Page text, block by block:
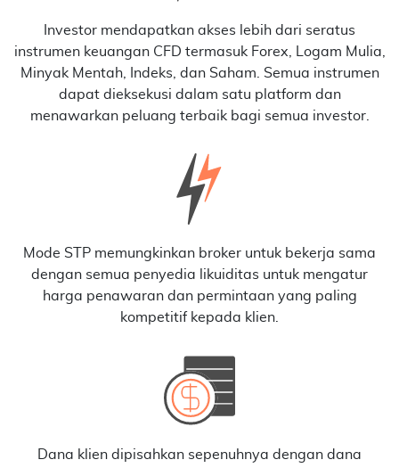
Investor mendapatkan akses lebih dari seratus
instrumen keuangan CFD termasuk Forex, Logam Mulia,
Minyak Mentah, Indeks, dan Saham. Semua instrumen
dapat dieksekusi dalam satu platform dan
menawarkan peluang terbaik bagi semua investor.
Mode STP memungkinkan broker untuk bekerja sama
dengan semua penyedia likuiditas untuk mengatur
harga penawaran dan permintaan yang paling
kompetitif kepada klien.
Dana klien dipisahkan sepenuhnya dengan dana